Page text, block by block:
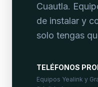
Cuautla.
de instalar y
solo tengas
TELÉFONOS
Equipos Yealink y